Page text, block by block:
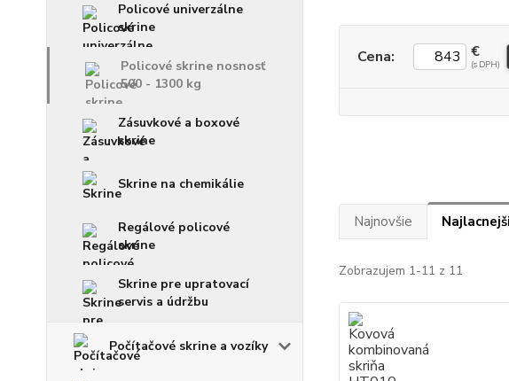
Policové univerzálne
skrine
Policové skrine nosnosť
500 - 1300 kg
Zásuvkové a boxové
skrine
Skrine na chemikálie
Regálové policové
skrine
Skrine pre upratovací
servis a údržbu
Počítačové skrine a vozíky
Cena: €
Najnovšie
Zobrazujem 1-11 z 11